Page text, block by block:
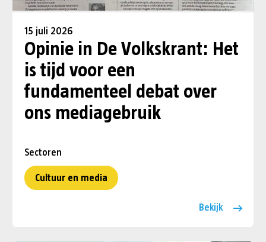
15 juli 2026
Opinie in De Volkskrant: Het
is tijd voor een
fundamenteel debat over
ons mediagebruik
Sectoren
Cultuur en media
Bekijk